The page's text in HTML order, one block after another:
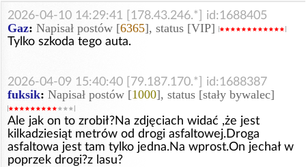
2026-04-10 14:29:41 [178.43.246.*] id:1688405
Gaz: Napisał postów [6365], status [VIP]
Tylko szkoda tego auta.
2026-04-09 15:40:40 [79.187.170.*] id:1688387
fuksik: Napisał postów [1000], status [stały bywalec]
Ale jak on to zrobił?Na zdjęciach widać ,że jest
kilkadziesiąt metrów od drogi asfaltowej.Droga
asfaltowa jest tam tylko jedna.Na wprost.On jechał w
poprzek drogi?z lasu?